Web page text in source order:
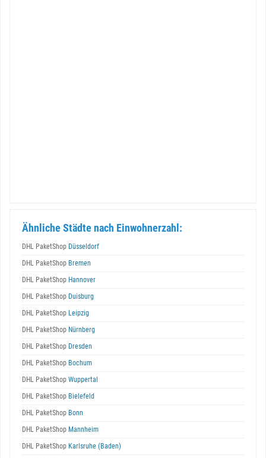
Ähnliche Städte nach Einwohnerzahl:
DHL PaketShop Düsseldorf
DHL PaketShop Bremen
DHL PaketShop Hannover
DHL PaketShop Duisburg
DHL PaketShop Leipzig
DHL PaketShop Nürnberg
DHL PaketShop Dresden
DHL PaketShop Bochum
DHL PaketShop Wuppertal
DHL PaketShop Bielefeld
DHL PaketShop Bonn
DHL PaketShop Mannheim
DHL PaketShop Karlsruhe (Baden)